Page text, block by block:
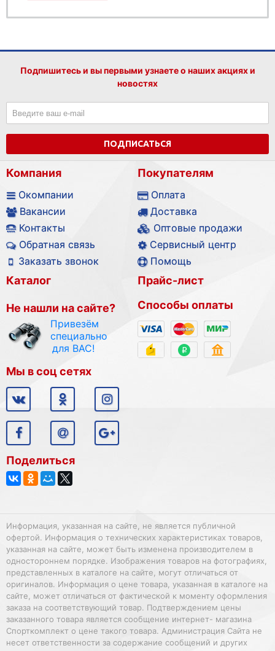
Подпишитесь и вы первыми узнаете о наших акциях и
новостях
ПОДПИСАТЬСЯ
Компания
Окомпании
Вакансии
Контакты
Обратная связь
Заказать звонок
Покупателям
Оплата
Доставка
Оптовые продажи
Сервисный центр
Помощь
Каталог
Не нашли на сайте?
Привезём
специально
для ВАС!
Прайс-лист
Способы оплаты
Мы в соц сетях
Поделиться
Информация, указанная на сайте, не является публичной
офертой. Информация о технических характеристиках товаров,
указанная на сайте, может быть изменена производителем в
одностороннем порядке. Изображения товаров на фотографиях,
представленных в каталоге на сайте, могут отличаться от
оригиналов. Информация о цене товара, указанная в каталоге на
сайте, может отличаться от фактической к моменту оформления
заказа на соответствующий товар. Подтверждением цены
заказанного товара является сообщение интернет- магазина
Спорткомплект о цене такого товара. Администрация Сайта не
несет ответственности за содержание сообщений и других